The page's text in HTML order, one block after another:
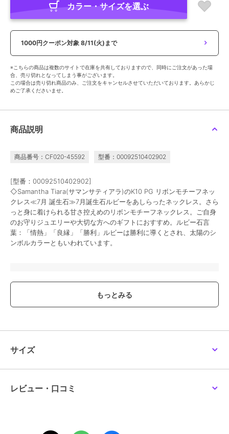
カラー・サイズを選ぶ
1000円クーポン対象 8/11(火)まで
※こちらの商品は複数のサイトで在庫を共有しておりますので、同時にご注文があった場
合、売り切れとなってしまう事がございます。
この場合は売り切れ商品のみ、ご注文をキャンセルさせていただいております。あらかじ
めご了承くださいませ。
商品説明
商品番号：CF020-45592 型番：00092510402902
[型番：00092510402902]
◇Samantha Tiara(サマンサティアラ)のK10 PG リボンモチーフネッ
クレス≪7月 誕生石≫7月誕生石ルビーをあしらったネックレス。さら
っと身に着けられる甘さ控えめのリボンモチーフネックレス。ご自身
のお守りジュエリーや大切な方へのギフトにおすすめ。ルビー石言
葉：「情熱」「良縁」「勝利」ルビーは勝利に導くとされ、太陽のシ
ンボルカラーともいわれています。
サマンサティアラ
商品カテゴリ
アクセサリー・ヘアアクセサリー
カラー K10 PG
サイズ
日本
サイズ
レビュー・口コミ